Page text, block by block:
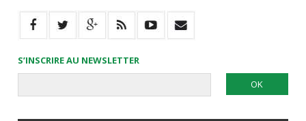
S’INSCRIRE AU NEWSLETTER